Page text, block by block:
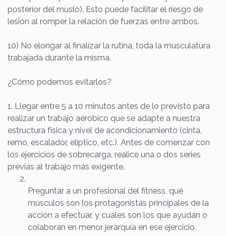
posterior del muslo). Esto puede facilitar el riesgo de
lesión al romper la relación de fuerzas entre ambos.
10) No elongar al finalizar la rutina, toda la musculatura
trabajada durante la misma.
¿Cómo podemos evitarlos?
1. Llegar entre 5 a 10 minutos antes de lo previsto para
realizar un trabajo aeróbico que se adapte a nuestra
estructura física y nivel de acondicionamiento (cinta,
remo, escalador, elíptico, etc.). Antes de comenzar con
los ejercicios de sobrecarga, realice una o dos series
previas al trabajo más exigente.
Preguntar a un profesional del fitness, qué
músculos son los protagonistas principales de la
acción a efectuar, y cuáles son los que ayudan o
colaboran en menor jerarquía en ese ejercicio.